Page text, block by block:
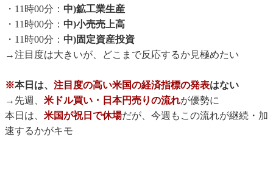
・11時00分： 中)鉱工業生産
・11時00分： 中)小売売上高
・11時00分： 中)固定資産投資
→注目度は大きいが、どこまで反応するか見極めたい
※本日は、 注目度の高い米国の経済指標の発表はない
→先週、 米ドル買い・日本円売りの流れが優勢に
本日は、 米国が祝日で休場だが、今週もこの流れが継続・加
速するかがキモ